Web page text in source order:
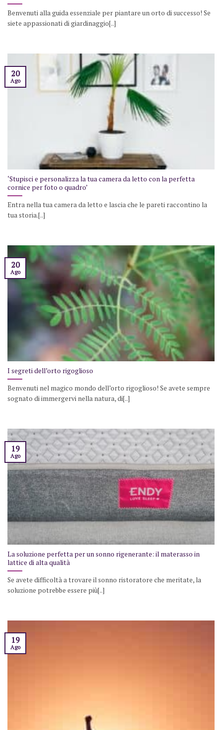
Benvenuti alla guida essenziale per piantare un orto di successo! Se
siete appassionati di giardinaggio[..]
‘Stupisci e personalizza la tua camera da letto con la perfetta
cornice per foto o quadro’
Entra nella tua camera da letto e lascia che le pareti raccontino la
tua storia.[..]
20
Ago
I segreti dell’orto rigoglioso
Benvenuti nel magico mondo dell’orto rigoglioso! Se avete sempre
sognato di immergervi nella natura, di[..]
20
Ago
La soluzione perfetta per un sonno rigenerante: il materasso in
lattice di alta qualità
Se avete difficoltà a trovare il sonno ristoratore che meritate, la
soluzione potrebbe essere più[..]
19
Ago
19
Ago